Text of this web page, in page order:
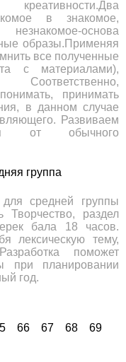
в знакомое,
основа
образы.Применяя
все полученные
с материалами),
принимать
в данном случае
Развиваем
от обычного
группа
для средней группы
Творчество, раздел
бала 18 часов.
лексическую тему,
поможет
при планировании
год.
66 67 68 69